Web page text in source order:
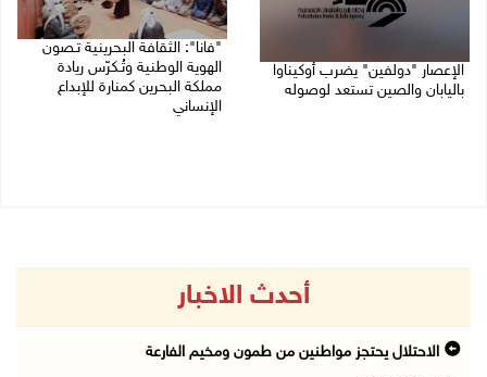
الإعصار "دولفين" يضرب أوكيناوا
باليابان والصين تستعد لوصوله
"فانا": الثقافة البحرينية تـصون
الهوية الوطنية وتُـكرّس ريادة
مملكة البحرين كمنارة للإبداع
الإنساني
أحدث الاخبار
الاحتلال يحتجز مواطنين من طمون ومخيم الفارعة